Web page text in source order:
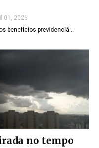
01, 2026
benefícios previdenciá…
no tempo